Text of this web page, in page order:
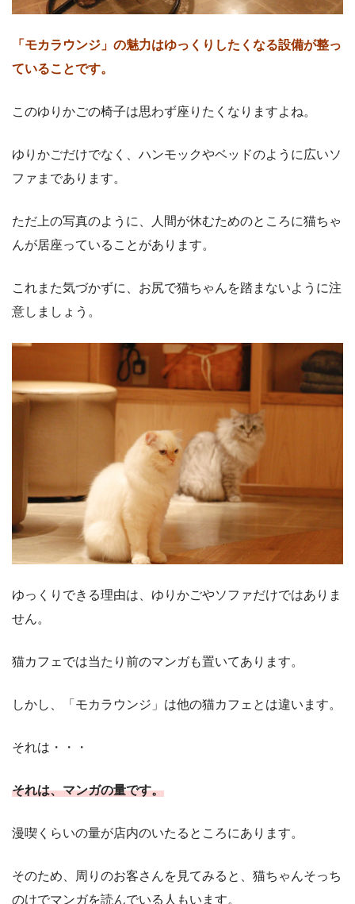
「モカラウンジ」の魅力はゆっくりしたくなる設備が整っ
ていることです。
このゆりかごの椅子は思わず座りたくなりますよね。
ゆりかごだけでなく、ハンモックやベッドのように広いソ
ファまであります。
ただ上の写真のように、人間が休むためのところに猫ちゃ
んが居座っていることがあります。
これまた気づかずに、お尻で猫ちゃんを踏まないように注
意しましょう。
ゆっくりできる理由は、ゆりかごやソファだけではありま
せん。
猫カフェでは当たり前のマンガも置いてあります。
しかし、「モカラウンジ」は他の猫カフェとは違います。
それは・・・
それは、マンガの量です。
漫喫くらいの量が店内のいたるところにあります。
そのため、周りのお客さんを見てみると、猫ちゃんそっち
のけでマンガを読んでいる人もいます。